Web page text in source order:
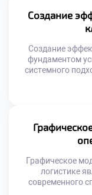
выше
скорость и
логистического
Создание
Создание
фундаментом
системного
потребителями
компании.
такие
области
Графическое
логистике
современного